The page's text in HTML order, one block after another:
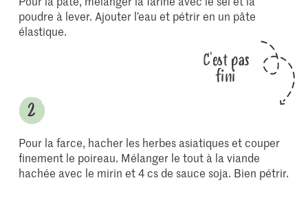
poudre à lever. Ajouter l’eau et pétrir en un pâte
élastique.
C'est pas
fini
Pour la farce, hacher les herbes asiatiques et couper
finement le poireau. Mélanger le tout à la viande
hachée avec le mirin et 4 cs de sauce soja. Bien pétrir.